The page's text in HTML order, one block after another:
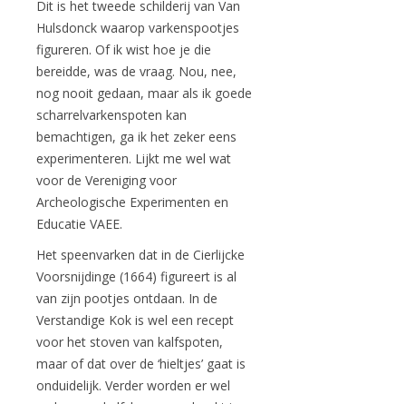
Dit is het tweede schilderij van Van
Hulsdonck waarop varkenspootjes
figureren. Of ik wist hoe je die
bereidde, was de vraag. Nou, nee,
nog nooit gedaan, maar als ik goede
scharrelvarkenspoten kan
bemachtigen, ga ik het zeker eens
experimenteren. Lijkt me wel wat
voor de Vereniging voor
Archeologische Experimenten en
Educatie VAEE.
Het speenvarken dat in de Cierlijcke
Voorsnijdinge (1664) figureert is al
van zijn pootjes ontdaan. In de
Verstandige Kok is wel een recept
voor het stoven van kalfspoten,
maar of dat over de ‘hieltjes’ gaat is
onduidelijk. Verder worden er wel